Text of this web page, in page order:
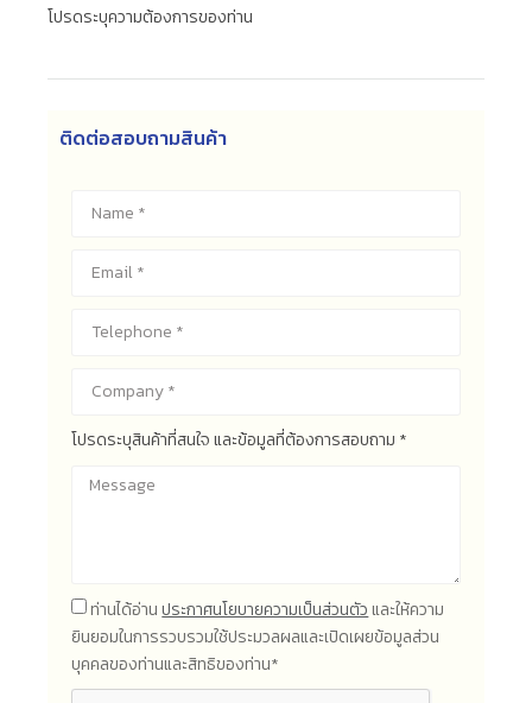
โปรดระบุความต้องการของท่าน
ติดต่อสอบถามสินค้า
โปรดระบุสินค้าที่สนใจ และข้อมูลที่ต้องการสอบถาม *
ท่านได้อ่านประกาศนโยบายความเป็นส่วนตัวและให้ความ
ยินยอมในการรวบรวมใช้ประมวลผลและเปิดเผยข้อมูลส่วน
บุคคลของท่านและสิทธิของท่าน*